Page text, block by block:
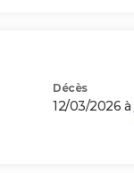
Décès
12/03/2026 à